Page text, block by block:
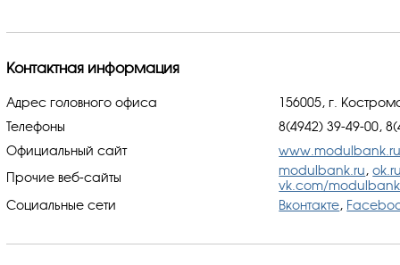
Контактная информация
Адрес головного офиса
156005, г.
Телефоны
8(4942) 39-49-00,
Официальный сайт
Прочие веб-сайты
modulbank.ru,
vk.com/modulbank
Социальные сети
Вконтакте,